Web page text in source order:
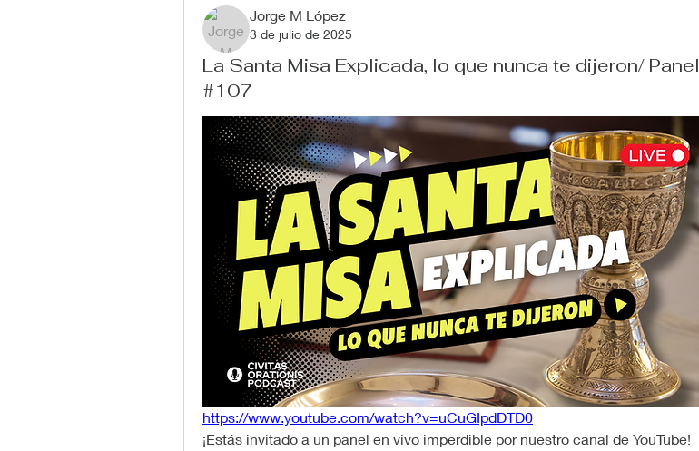
Jorge M López
3 de julio de 2025
La Santa Misa Explicada, lo que nunca te dijeron/ Panel
#107
https://www.youtube.com/watch?v=uCuGIpdDTD0
¡Estás invitado a un panel en vivo imperdible por nuestro canal de YouTube!